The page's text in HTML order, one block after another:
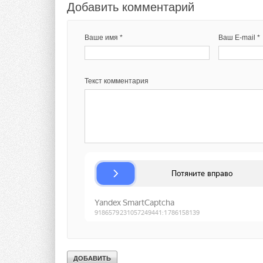
Добавить комментарий
Ваше имя * Ваш E-mail *
Текст комментария
Ямамото